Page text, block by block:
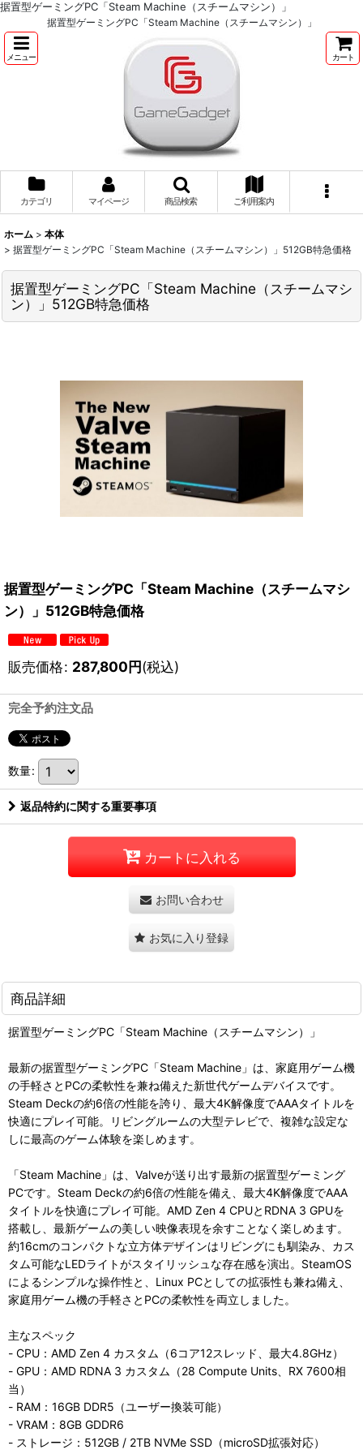
据置型ゲーミングPC「Steam Machine（スチームマシン）」
据置型ゲーミングPC「Steam Machine（スチームマシン）」
メニュー カート
カテゴリ マイページ 商品検索 ご利用案内
ホーム > 本体
> 据置型ゲーミングPC「Steam Machine（スチームマシン）」512GB特急価格
据置型ゲーミングPC「Steam Machine（スチームマシ
ン）」512GB特急価格
据置型ゲーミングPC「Steam Machine（スチームマシ
ン）」512GB特急価格
販売価格: 287,800円(税込)
完全予約注文品
数量:
返品特約に関する重要事項
カートに入れる
お問い合わせ
お気に入り登録
商品詳細
据置型ゲーミングPC「Steam Machine（スチームマシン）」
最新の据置型ゲーミングPC「Steam Machine」は、家庭用ゲーム機
の手軽さとPCの柔軟性を兼ね備えた新世代ゲームデバイスです。
Steam Deckの約6倍の性能を誇り、最大4K解像度でAAAタイトルを
快適にプレイ可能。リビングルームの大型テレビで、複雑な設定な
しに最高のゲーム体験を楽しめます。
「Steam Machine」は、Valveが送り出す最新の据置型ゲーミング
PCです。Steam Deckの約6倍の性能を備え、最大4K解像度でAAA
タイトルを快適にプレイ可能。AMD Zen 4 CPUとRDNA 3 GPUを
搭載し、最新ゲームの美しい映像表現を余すことなく楽しめます。
約16cmのコンパクトな立方体デザインはリビングにも馴染み、カス
タム可能なLEDライトがスタイリッシュな存在感を演出。SteamOS
によるシンプルな操作性と、Linux PCとしての拡張性も兼ね備え、
家庭用ゲーム機の手軽さとPCの柔軟性を両立しました。
主なスペック
- CPU：AMD Zen 4 カスタム（6コア12スレッド、最大4.8GHz）
- GPU：AMD RDNA 3 カスタム（28 Compute Units、RX 7600相
当）
- RAM：16GB DDR5（ユーザー換装可能）
- VRAM：8GB GDDR6
- ストレージ：512GB / 2TB NVMe SSD（microSD拡張対応）